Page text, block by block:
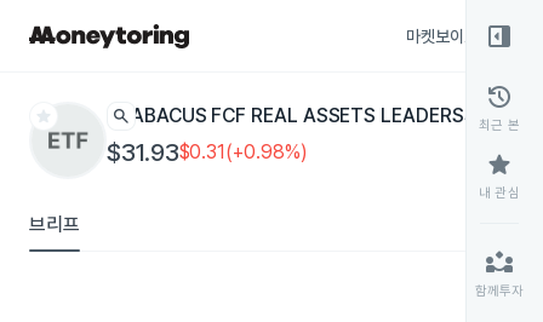
마켓보이스
star search ABACUS FCF REAL ASSETS LEADERSABLD ETF
$31.93$0.31(+0.98%)
브리프
right_panel_open
history
최근 본
star
내 관심
partner_exchange
함께투자